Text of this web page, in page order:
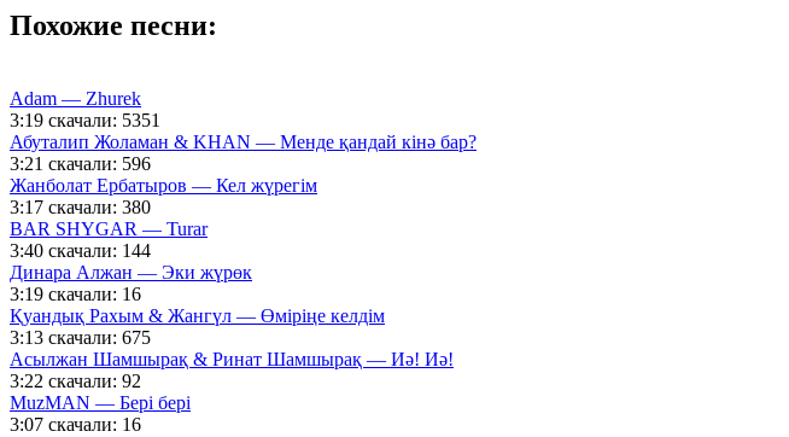
Похожие песни:
Adam — Zhurek
3:19 скачали: 5351
Абуталип Жоламан & KHAN — Менде қандай кінә бар?
3:21 скачали: 596
Жанболат Ербатыров — Кел жүрегім
3:17 скачали: 380
BAR SHYGAR — Turar
3:40 скачали: 144
Динара Алжан — Эки жүрөк
3:19 скачали: 16
Қуандық Рахым & Жангүл — Өміріңе келдім
3:13 скачали: 675
Асылжан Шамшырақ & Ринат Шамшырақ — Иә! Иә!
3:22 скачали: 92
MuzMAN — Бері бері
3:07 скачали: 16